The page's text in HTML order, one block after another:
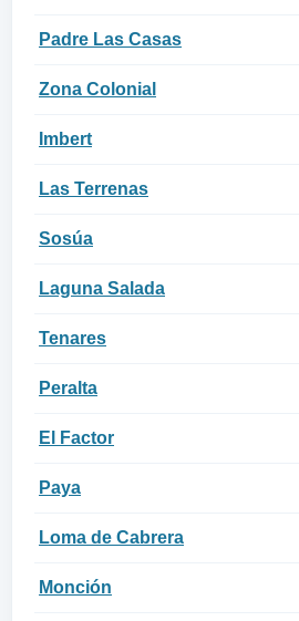
Padre Las Casas
Zona Colonial
Imbert
Las Terrenas
Sosúa
Laguna Salada
Tenares
Peralta
El Factor
Paya
Loma de Cabrera
Monción